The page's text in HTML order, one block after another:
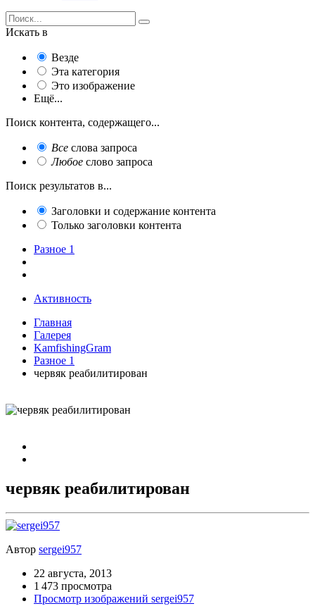
Искать в
Везде
Эта категория
Это изображение
Ещё...
Поиск контента, содержащего...
Все слова запроса
Любое слово запроса
Поиск результатов в...
Заголовки и содержание контента
Только заголовки контента
Разное 1
Активность
Главная
Галерея
KamfishingGram
Разное 1
червяк реабилитирован
червяк реабилитирован
Автор sergei957
22 августа, 2013
1 473 просмотра
Просмотр изображений sergei957